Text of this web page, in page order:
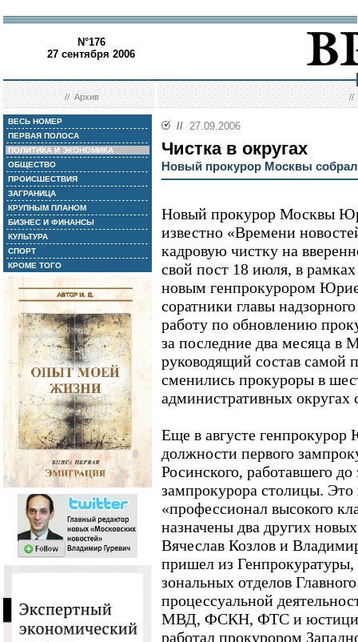
N°176
27 сентября 2006
//Архив //
ВЕСЬ НОМЕР
ПЕРВАЯ ПОЛОСА
ПОЛИТИКА И ЭКОНОМИКА
ОБЩЕСТВО
ПРОИСШЕСТВИЯ
ЗАГРАНИЦА
КРУПНЫМ ПЛАНОМ
БИЗНЕС И ФИНАНСЫ
КУЛЬТУРА
СПОРТ
КРОМЕ ТОГО
// 27.09.2006
Чистка в округах
Новый прокурор Москвы
Новый прокурор Москвы
известно «Времени
кадровую чистку на
свой пост 18 июля, в
новым генпрокурором
соратники главы
работу по обновлению
за последние два месяца в
руководящий состав самой
сменились прокуроры в
административных округах
Еще в августе
должности первого
Росинского, работавшего
зампрокурора столицы.
«профессионал высокого
назначены два других
Вячеслав Козлов и
пришел из Генпрокуратуры,
зональных отделов
процессуальной
МВД, ФСКН, ФТС и
работал прокурором